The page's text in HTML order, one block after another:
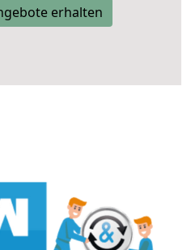
erhalten